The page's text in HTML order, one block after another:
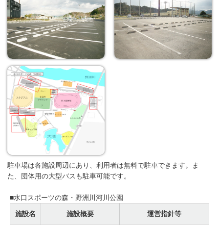
駐車場は各施設周辺にあり、利用者は無料で駐車できます。ま
た、団体用の大型バスも駐車可能です。
■水口スポーツの森・野洲川河川公園
施設名 施設概要 運営指針等